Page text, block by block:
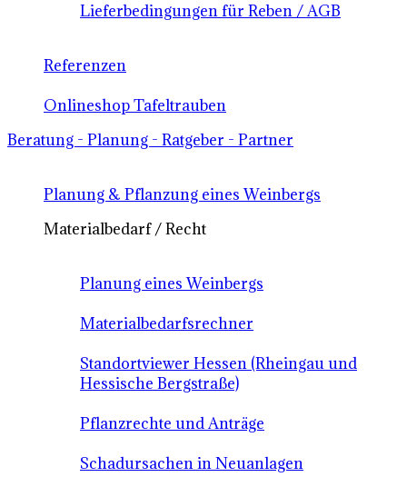
Lieferbedingungen für Reben / AGB
Referenzen
Onlineshop Tafeltrauben
Beratung - Planung - Ratgeber - Partner
Planung & Pflanzung eines Weinbergs
Materialbedarf / Recht
Planung eines Weinbergs
Materialbedarfsrechner
Standortviewer Hessen (Rheingau und
Hessische Bergstraße)
Pflanzrechte und Anträge
Schadursachen in Neuanlagen